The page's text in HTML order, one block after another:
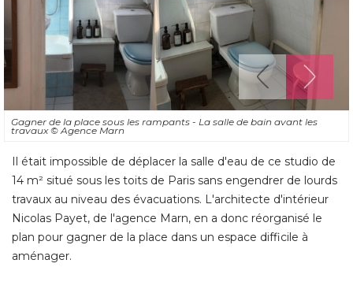
Gagner de la place sous les rampants - La salle de bain avant les
travaux© Agence Marn
Il était impossible de déplacer la salle d'eau de ce studio de
14 m² situé sous les toits de Paris sans engendrer de lourds
travaux au niveau des évacuations. L'architecte d'intérieur
Nicolas Payet, de l'agence Marn, en a donc réorganisé le
plan pour gagner de la place dans un espace difficile à
aménager.